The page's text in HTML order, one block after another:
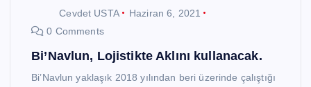
Cevdet USTA
Haziran 6, 2021
0 Comments
Bi’Navlun, Lojistikte Aklını kullanacak.
Bi’Navlun yaklaşık 2018 yılından beri üzerinde çalıştığı